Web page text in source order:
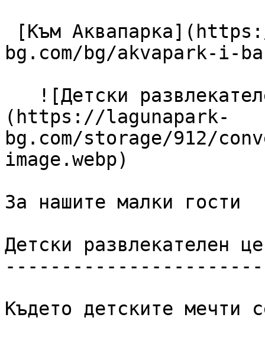
bg.com/bg/akvapark-i-
(https://lagunapark-
bg.com/storage/912/
image.webp)
За нашите малки гости
Детски развлекателен
Където детските мечти